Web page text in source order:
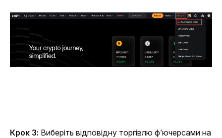
Крок 3: Виберіть відповідну торгівлю ф’ючерсами на